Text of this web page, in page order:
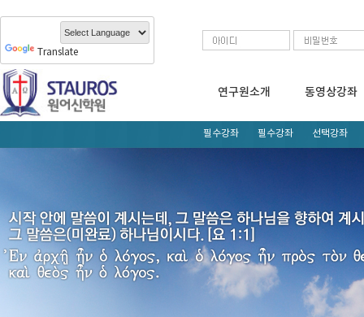
Translate
연구원소개 동영상강좌
필수강좌 필수강좌 선택강좌